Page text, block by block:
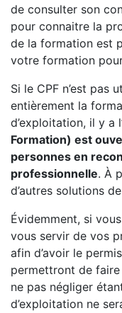
de consulter son
pour connaitre la
de la formation est
votre formation
Si le CPF n’est pas
entièrement la
d’exploitation, il y a
Formation) est
personnes en
professionnelle. À
d’autres solutions
Évidemment, si
vous servir de vos
afin d’avoir le
permettront de faire
ne pas négliger
d’exploitation ne